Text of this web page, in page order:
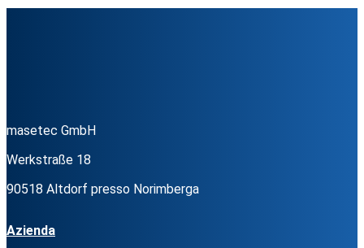
masetec GmbH
Werkstraße 18
90518 Altdorf presso Norimberga
Azienda